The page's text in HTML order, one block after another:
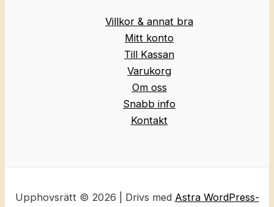
Villkor & annat bra
Mitt konto
Till Kassan
Varukorg
Om oss
Snabb info
Kontakt
Upphovsrätt © 2026 | Drivs med Astra WordPress-